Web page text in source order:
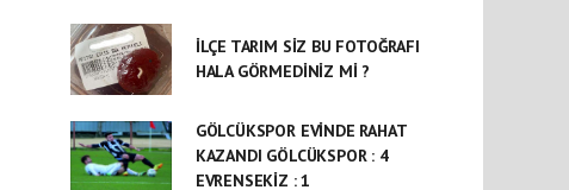
İLÇE TARIM SİZ BU FOTOĞRAFI
HALA GÖRMEDİNİZ Mİ ?
GÖLCÜKSPOR EVİNDE RAHAT
KAZANDI GÖLCÜKSPOR : 4
EVRENSEKİZ : 1